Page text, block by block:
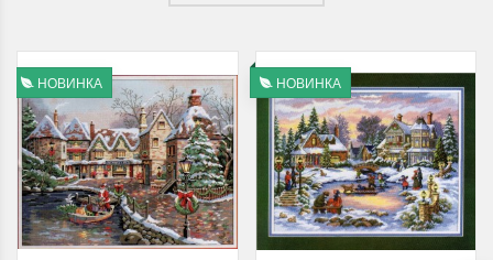
Dimensions 35231
Willow Swan
(Ива-лебедь)
Хороший набор
Отличный набор, канва,
нитки и схема, всё в
13648USA
Bear and
(Белый
с
НОВИНКА НОВИНКА